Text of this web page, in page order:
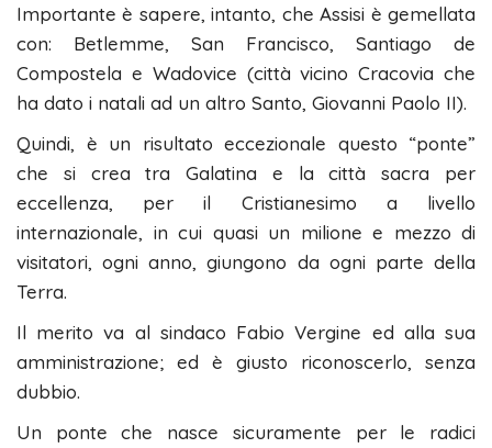
Importante è sapere, intanto, che Assisi è gemellata
con: Betlemme, San Francisco, Santiago de
Compostela e Wadovice (città vicino Cracovia che
ha dato i natali ad un altro Santo, Giovanni Paolo II).
Quindi, è un risultato eccezionale questo “ponte”
che si crea tra Galatina e la città sacra per
eccellenza, per il Cristianesimo a livello
internazionale, in cui quasi un milione e mezzo di
visitatori, ogni anno, giungono da ogni parte della
Terra.
Il merito va al sindaco Fabio Vergine ed alla sua
amministrazione; ed è giusto riconoscerlo, senza
dubbio.
Un ponte che nasce sicuramente per le radici